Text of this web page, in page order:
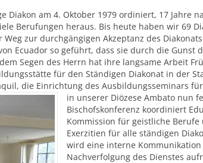
Diakon am 4. Oktober 1979 ordiniert, 17 Jahre
Berufungen heraus. Bis heute haben wir 69
zur durchgängigen Akzeptanz des
Ecuador so geführt, dass sie durch die
Segen des Herrn hat ihre langsame Arbeit
für den Ständigen Diakonat in der
die Einrichtung des Ausbildungsseminars
in unserer Diözese Ambato nun
Bischofskonferenz koordiniert
Kommission für geistliche
Exerzitien für alle ständigen
wird eine interne
Nachverfolgung des Dienstes